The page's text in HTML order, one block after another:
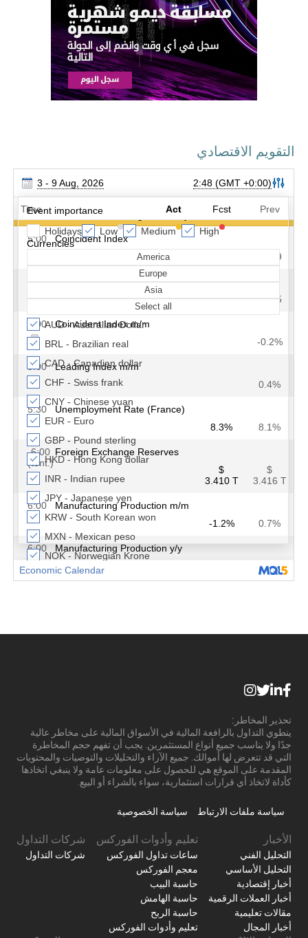
التقويم الاقتصادي
تحذير المخاطر:
ينطوي التداول بالرافعة المالية في الأسواق المالية على مخاطر عالية
جدًا ولا يناسب جميع أنواع المستثمرين. يجب أن تفهم حجم المخاطرة
التي قد تتعرض لها أموالك. جميع الآراء والتحليلات والتوصيات والمحتويات
المقدمة على الموقع هي للحصول على معلومات عامة ولا ينبغي اتخاذها
كأداة لاتخاذ أي قرارات استثمارية، سواء بالشراء أو البيع.
سياسة ملفات الارتباط سياسة الخصوصية
الأخبار
التحليل الفني
التحليل الأساسي
أخبار إقتصادية
أخبار العملات الرقمية
مقالات تعليمية
أخبار المجال
تعليم وأدوات الفوركس
ساعات تداول الفوركس
معجم الفوركس
حاسبة البيب
حاسبة الهامش
حاسبة الربح
تعليم وأدوات الفوركس
شركات التداول
شركات التداول